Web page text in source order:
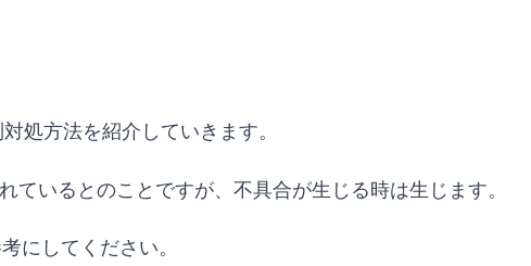
処方法を紹介していきます。
いるとのことですが、不具合が生じる時は生じます。
にしてください。